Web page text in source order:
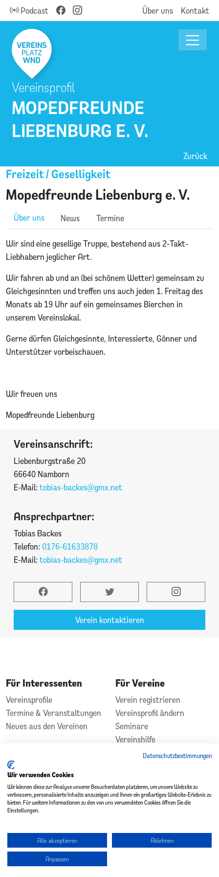
Podcast Über uns Kontakt
MOPEDFREUNDE
LIEBENBURG E. V.
Vereinsprofil
Zurück
Mopedfreunde Liebenburg e. V.
Freizeit / Geselligkeit
Über uns News Termine
Wir sind eine gesellige Truppe, bestehend aus 2-Takt-
Liebhabern jeglicher Art.
Wir fahren ab und an (bei schönem Wetter) gemeinsam zu
Gleichgesinnten und treffen uns auch jeden 1. Freitag des
Monats ab 19 Uhr auf ein gemeinsames Bierchen in
unserem Vereinslokal.
Gerne dürfen Gleichgesinnte, Interessierte, Gönner und
Unterstützer vorbeischauen.
Wir freuen uns
Mopedfreunde Liebenburg
Vereinsanschrift:
Liebenburgstraße 20
66640 Namborn
E-Mail: tobias-backes@gmx.net
Ansprechpartner:
Tobias Backes
Telefon: 0176-61633878
E-Mail: tobias-backes@gmx.net
Verein kontaktieren
Für Interessenten
Vereinsprofile
Termine & Veranstaltungen
Neues aus den Vereinen
Für Vereine
Verein registrieren
Vereinsprofil ändern
Seminare
Vereinshilfe
Kontakt
In Zusammenarbeit
Copyright 2026 - Vereinsplatz St. Wendel
Datenschutz|Impressum
Datenschutzbestimmungen
Wir verwenden Cookies
Wir können diese zur Analyse unserer Besucherdaten platzieren, um unsere Website zu
verbessern, personalisierte Inhalte anzuzeigen und Ihnen ein großartiges Website-Erlebnis zu
bieten. Für weitere Informationen zu den von uns verwendeten Cookies öffnen Sie die
Einstellungen.
Alle akzeptieren Ablehnen
Anpassen